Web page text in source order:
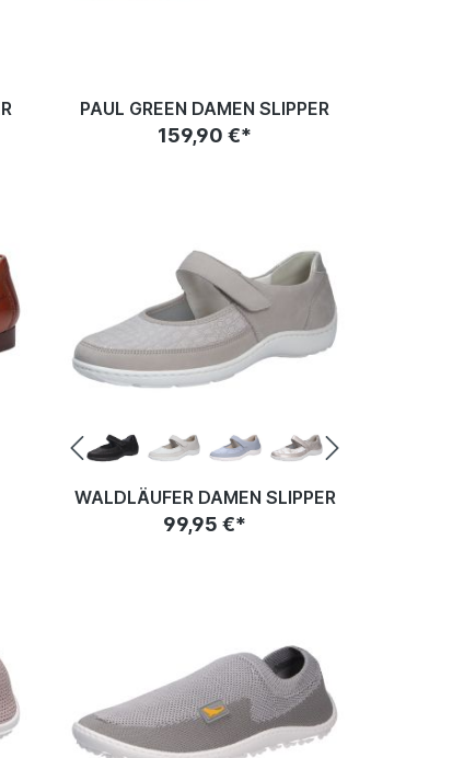
PAUL GREEN DAMEN SLIPPER
159,90 €*
WALDLÄUFER DAMEN SLIPPER
99,95 €*